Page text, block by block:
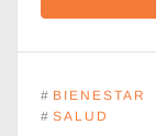
# BIENESTAR
# SALUD